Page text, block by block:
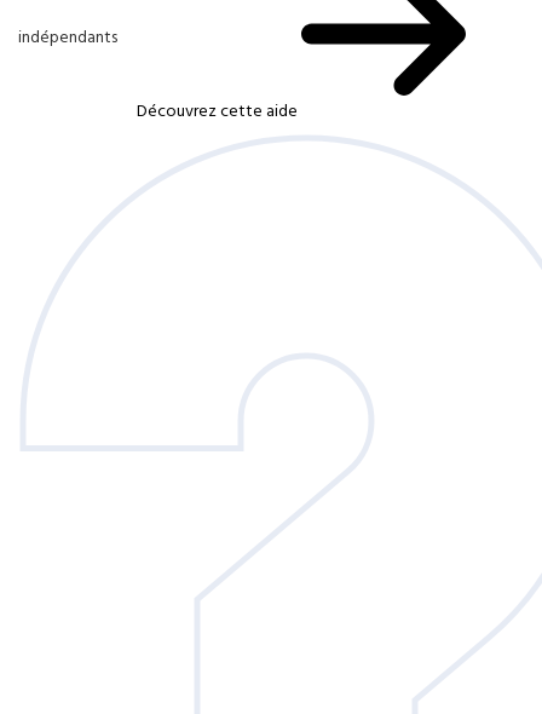
indépendants
Découvrez cette aide